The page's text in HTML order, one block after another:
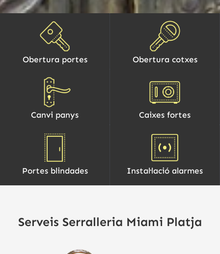
Obertura portes Obertura cotxes
Canvi panys Caixes fortes
Portes blindades Instal·lació alarmes
Serveis Serralleria Miami Platja